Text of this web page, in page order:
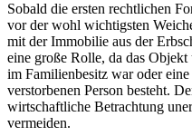
Sobald die ersten rechtlichen
vor der wohl wichtigsten
mit der Immobilie aus der
eine große Rolle, da das
im Familienbesitz war oder
verstorbenen Person besteht.
wirtschaftliche Betrachtung
vermeiden.